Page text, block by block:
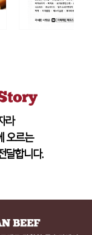
라
오르는
달합니다.